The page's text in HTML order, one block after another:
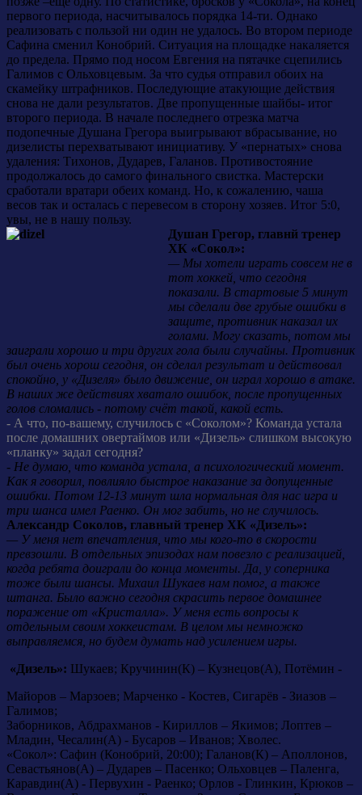
первого периода, насчитывалось порядка 14-ти. Однако
реализовать с пользой ни один не удалось. Во втором периоде
Сафина сменил Конобрий. Ситуация на площадке накаляется
до предела. Прямо под носом Евгения на пятачке сцепились
Галимов с Ольховцевым. За что судья отправил обоих на
скамейку штрафников. Последующие атакующие действия
снова не дали результатов. Две пропущенные шайбы- итог
второго периода. В начале последнего отрезка матча
подопечные Душана Грегора выигрывают вбрасывание, но
дизелисты перехватывают инициативу. У «пернатых» снова
удаления: Тихонов, Дударев, Галанов. Противостояние
продолжалось до самого финального свистка. Мастерски
сработали вратари обеих команд. Но, к сожалению, чаша
весов так и осталась с перевесом в сторону хозяев. Итог 5:0,
увы, не в нашу пользу.
Душан Грегор, главнй тренер
ХК «Сокол»:
— Мы хотели играть совсем не в
тот хоккей, что сегодня
показали. В стартовые 5 минут
мы сделали две грубые ошибки в
защите, противник наказал их
голами. Могу сказать, потом мы
заиграли хорошо и три других гола были случайны. Противник
был очень хорош сегодня, он сделал результат и действовал
спокойно, у «Дизеля» было движение, он играл хорошо в атаке.
В наших же действиях хватало ошибок, после пропущенных
голов сломались - потому счёт такой, какой есть.
- А что, по-вашему, случилось с «Соколом»? Команда устала
после домашних овертаймов или «Дизель» слишком высокую
«планку» задал сегодня?
- Не думаю, что команда устала, а психологический момент.
Как я говорил, повлияло быстрое наказание за допущенные
ошибки. Потом 12-13 минут шла нормальная для нас игра и
три шанса имел Раенко. Он мог забить, но не случилось.
Александр Соколов, главный тренер ХК «Дизель»:
— У меня нет впечатления, что мы кого-то в скорости
превзошли. В отдельных эпизодах нам повезло с реализацией,
когда ребята доиграли до конца моменты. Да, у соперника
тоже были шансы. Михаил Шукаев нам помог, а также
штанга. Было важно сегодня скрасить первое домашнее
поражение от «Кристалла». У меня есть вопросы к
отдельным своим хоккеистам. В целом мы немножко
выправляемся, но будем думать над усилением игры.
«Дизель»: Шукаев; Кручинин(К) – Кузнецов(А), Потёмин -
Майоров – Марзоев; Марченко - Костев, Сигарёв - Зиазов –
Галимов;
Заборников, Абдрахманов - Кириллов – Якимов; Лоптев –
Младин, Чесалин(А) - Бусаров – Иванов; Хволес.
«Сокол»: Сафин (Конобрий, 20:00); Галанов(К) – Аполлонов,
Севастьянов(А) – Дударев – Пасенко; Ольховцев – Паленга,
Каравдин(А) - Первухин - Раенко; Орлов - Глинкин, Крюков –